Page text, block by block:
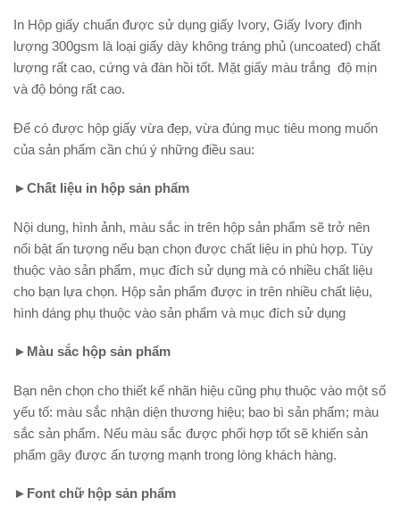
In Hộp giấy chuẩn được sử dụng giấy Ivory, Giấy Ivory định
lượng 300gsm là loại giấy dày không tráng phủ (uncoated) chất
lượng rất cao, cứng và đàn hồi tốt. Mặt giấy màu trắng độ mịn
và độ bóng rất cao.
Để có được hộp giấy vừa đẹp, vừa đúng mục tiêu mong muốn
của sản phẩm cần chú ý những điều sau:
►Chất liệu in hộp sản phẩm
Nội dung, hình ảnh, màu sắc in trên hộp sản phẩm sẽ trở nên
nổi bật ấn tượng nếu bạn chọn được chất liệu in phù hợp. Tùy
thuộc vào sản phẩm, mục đích sử dụng mà có nhiều chất liệu
cho bạn lựa chọn. Hộp sản phẩm được in trên nhiều chất liệu,
hình dáng phụ thuộc vào sản phẩm và mục đích sử dụng
►Màu sắc hộp sản phẩm
Bạn nên chọn cho thiết kế nhãn hiệu cũng phụ thuộc vào một số
yếu tố: màu sắc nhận diện thương hiệu; bao bì sản phẩm; màu
sắc sản phẩm. Nếu màu sắc được phối hợp tốt sẽ khiến sản
phẩm gây được ấn tượng mạnh trong lòng khách hàng.
►Font chữ hộp sản phẩm